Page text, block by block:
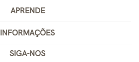
APRENDE
INFORMAÇÕES
SIGA-NOS